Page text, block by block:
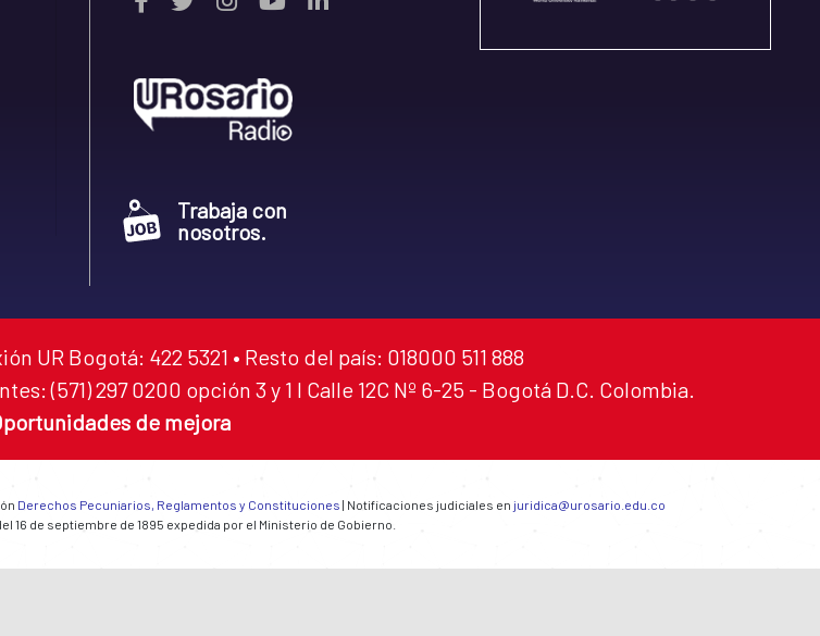
Trabaja con
nosotros.
UR Bogotá: 422 5321 • Resto del país: 018000 511 888
(571) 297 0200 opción 3 y 1 I Calle 12C Nº 6-25 - Bogotá D.C. Colombia.
de mejora
Derechos Pecuniarios, Reglamentos y Constituciones | Notificaciones judiciales en juridica@urosario.edu.co
16 de septiembre de 1895 expedida por el Ministerio de Gobierno.